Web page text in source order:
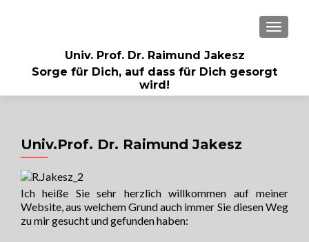
MENU
Univ. Prof. Dr. Raimund Jakesz
Sorge für Dich, auf dass für Dich gesorgt
wird!
Univ.Prof. Dr. Raimund Jakesz
Ich heiße Sie sehr herzlich willkommen auf meiner
Website, aus welchem Grund auch immer Sie diesen Weg
zu mir gesucht und gefunden haben: